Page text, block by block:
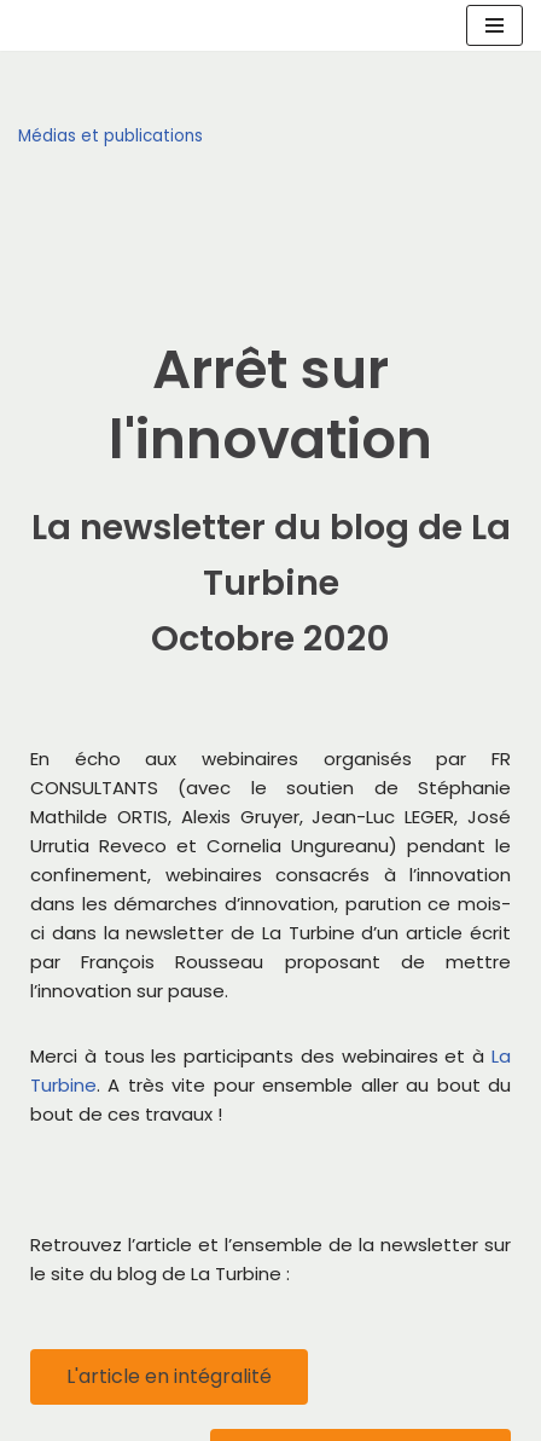
contenu
Médias et publications
Arrêt sur
l'innovation
La newsletter du blog de La
Turbine
Octobre 2020
En écho aux webinaires organisés par FR
CONSULTANTS (avec le soutien de Stéphanie
Mathilde ORTIS, Alexis Gruyer, Jean-Luc LEGER, José
Urrutia Reveco et Cornelia Ungureanu) pendant le
confinement, webinaires consacrés à l’innovation
dans les démarches d’innovation, parution ce mois-
ci dans la newsletter de La Turbine d’un article écrit
par François Rousseau proposant de mettre
l’innovation sur pause.
Merci à tous les participants des webinaires et à La
Turbine. A très vite pour ensemble aller au bout du
bout de ces travaux !
Retrouvez l’article et l’ensemble de la newsletter sur
le site du blog de La Turbine :
L'article en intégralité